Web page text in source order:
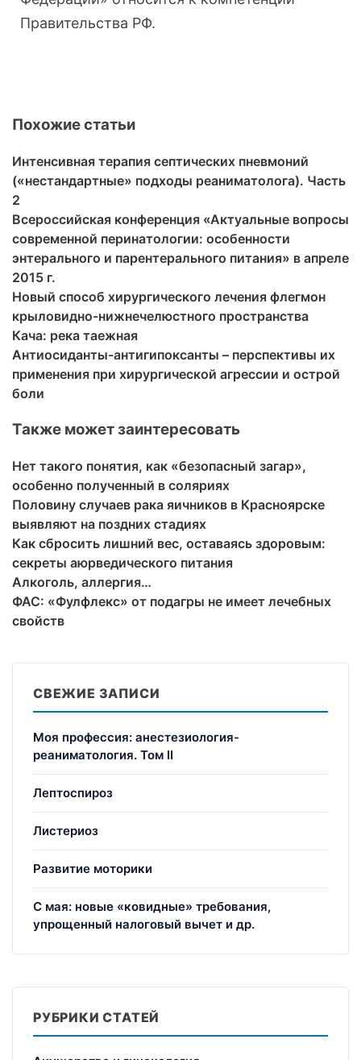
Правительства РФ.
Похожие статьи
Интенсивная терапия септических пневмоний
(«нестандартные» подходы реаниматолога). Часть
2
Всероссийская конференция «Актуальные вопросы
современной перинатологии: особенности
энтерального и парентерального питания» в апреле
2015 г.
Новый способ хирургического лечения флегмон
крыловидно-нижнечелюстного пространства
Кача: река таежная
Антиосиданты-антигипоксанты – перспективы их
применения при хирургической агрессии и острой
боли
Также может заинтересовать
Нет такого понятия, как «безопасный загар»,
особенно полученный в соляриях
Половину случаев рака яичников в Красноярске
выявляют на поздних стадиях
Как сбросить лишний вес, оставаясь здоровым:
секреты аюрведического питания
Алкоголь, аллергия…
ФАС: «Фулфлекс» от подагры не имеет лечебных
свойств
СВЕЖИЕ ЗАПИСИ
Моя профессия: анестезиология-
реаниматология. Том II
Лептоспироз
Листериоз
Развитие моторики
С мая: новые «ковидные» требования,
упрощенный налоговый вычет и др.
РУБРИКИ СТАТЕЙ